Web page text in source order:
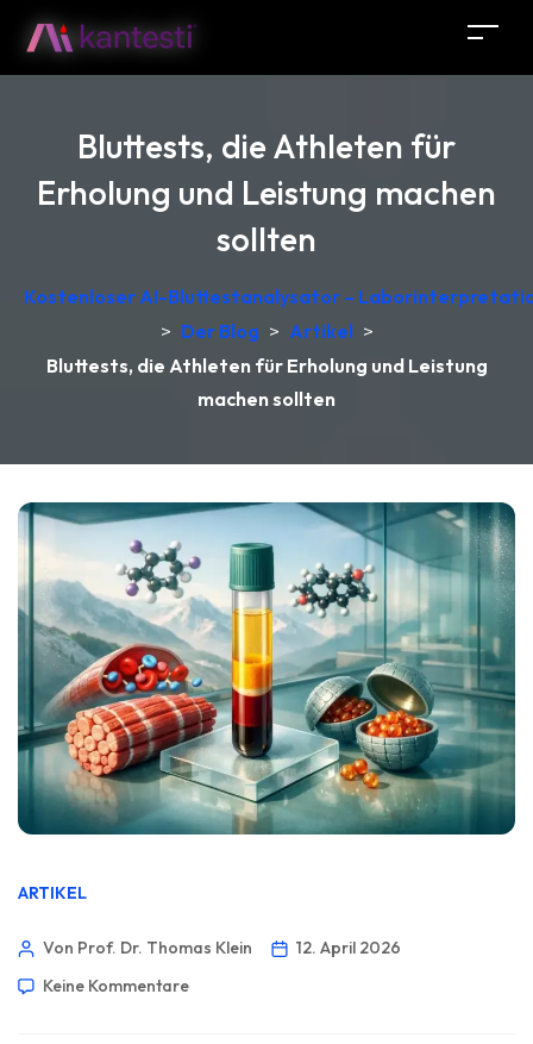
Bluttests, die Athleten für
Erholung und Leistung machen
sollten
Kostenloser AI-Bluttestanalysator –
> Der Blog > Artikel >
Bluttests, die Athleten für Erholung und Leistung
machen sollten
ARTIKEL
Von Prof. Dr. Thomas Klein
12. April 2026
Keine Kommentare